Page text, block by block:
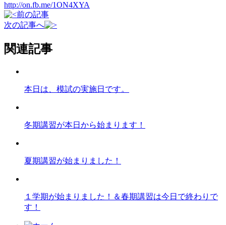
http://on.fb.me/1ON4XYA
前の記事
次の記事へ
関連記事
本日は、模試の実施日です。
冬期講習が本日から始まります！
夏期講習が始まりました！
１学期が始まりました！＆春期講習は今日で終わりで
す！